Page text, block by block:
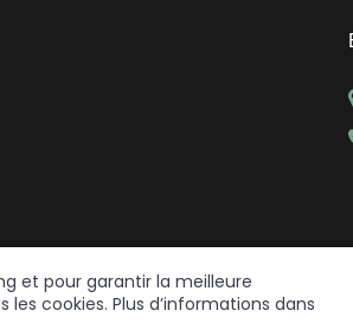
et pour garantir la meilleure
cookies. Plus d’informations dans